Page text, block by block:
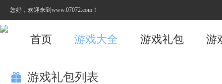
您好，欢迎来到www.07072.com！
首页 游戏大全 游戏礼包 游
 游戏礼包列表